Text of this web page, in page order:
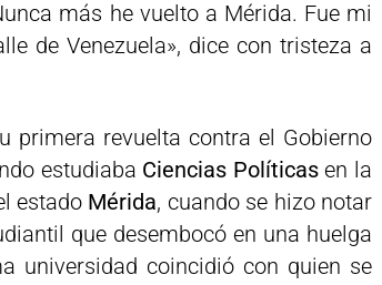
más he vuelto a Mérida. Fue mi
de Venezuela», dice con tristeza a
primera revuelta contra el Gobierno
estudiaba Ciencias Políticasen la
estado Mérida, cuando se hizo notar
que desembocó en una huelga
universidad coincidió con quien se